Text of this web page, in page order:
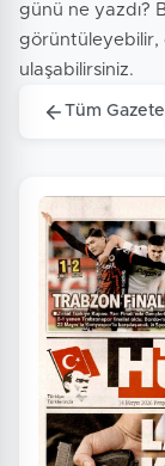
günü ne yazdı?
görüntüleyebilir,
ulaşabilirsiniz.
Tüm